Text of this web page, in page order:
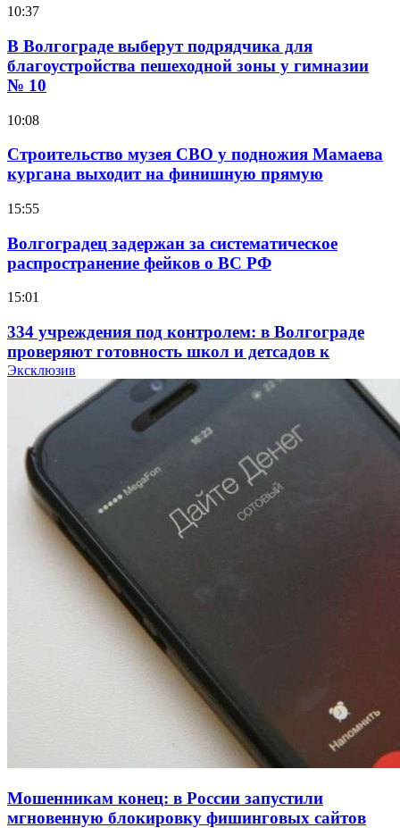
10:37
В Волгограде выберут подрядчика для
благоустройства пешеходной зоны у гимназии
№ 10
10:08
Строительство музея СВО у подножия Мамаева
кургана выходит на финишную прямую
15:55
Волгоградец задержан за систематическое
распространение фейков о ВС РФ
15:01
334 учреждения под контролем: в Волгограде
проверяют готовность школ и детсадов к
учебному году
Покушение на убийство в Волгограде: девушка
напала на незнакомую женщину с ножом
12:39
Сладкий праздник в Волгограде: в Центральном
парке прошёл фестиваль „Арбузный переполох“
Волгоградские компании нарастили экспорт:
заключены контракты на 3,6 млн долларов
Эксклюзив
Мошенникам конец: в России запустили
мгновенную блокировку фишинговых сайтов